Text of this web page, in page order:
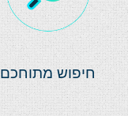
חיפוש מתוחכם